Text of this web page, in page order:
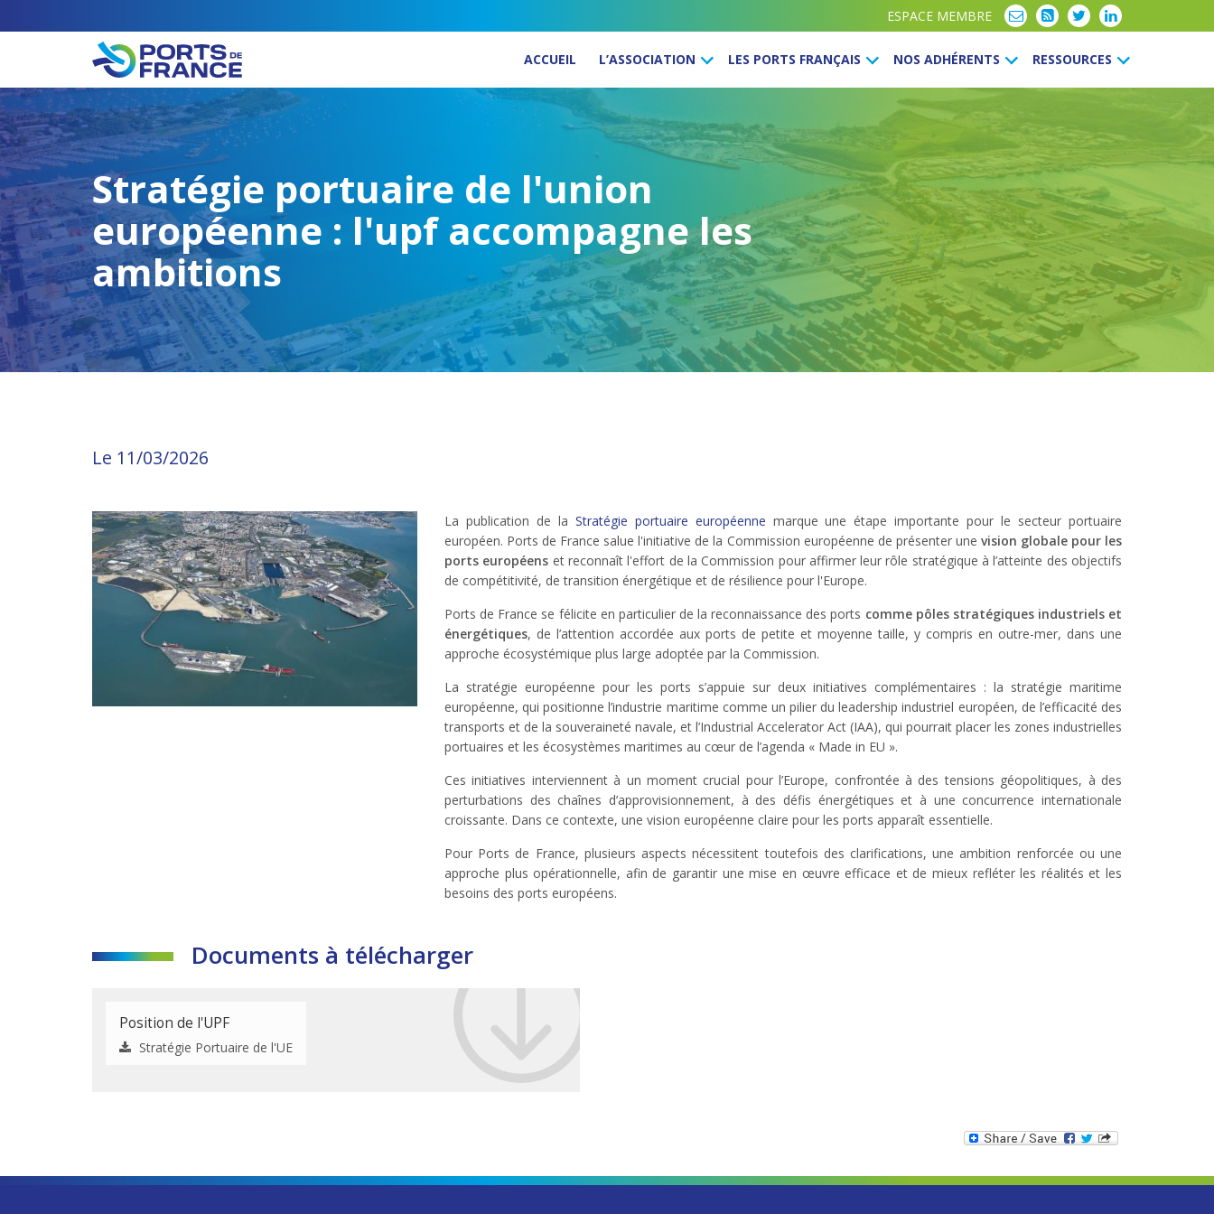
ESPACE MEMBRE
ACCUEIL L’ASSOCIATION LES PORTS FRANÇAIS NOS ADHÉRENTS RESSOURCES
Stratégie portuaire de l'union
européenne : l'upf accompagne les
ambitions
Le 11/03/2026
La publication de la Stratégie portuaire européenne marque une étape importante pour le secteur portuaire
européen. Ports de France salue l'initiative de la Commission européenne de présenter une vision globale pour les
ports européens et reconnaît l'effort de la Commission pour affirmer leur rôle stratégique à l’atteinte des objectifs
de compétitivité, de transition énergétique et de résilience pour l'Europe.
Ports de France se félicite en particulier de la reconnaissance des ports comme pôles stratégiques industriels et
énergétiques, de l’attention accordée aux ports de petite et moyenne taille, y compris en outre-mer, dans une
approche écosystémique plus large adoptée par la Commission.
La stratégie européenne pour les ports s’appuie sur deux initiatives complémentaires : la stratégie maritime
européenne, qui positionne l’industrie maritime comme un pilier du leadership industriel européen, de l’efficacité des
transports et de la souveraineté navale, et l’Industrial Accelerator Act (IAA), qui pourrait placer les zones industrielles
portuaires et les écosystèmes maritimes au cœur de l’agenda « Made in EU ».
Ces initiatives interviennent à un moment crucial pour l’Europe, confrontée à des tensions géopolitiques, à des
perturbations des chaînes d’approvisionnement, à des défis énergétiques et à une concurrence internationale
croissante. Dans ce contexte, une vision européenne claire pour les ports apparaît essentielle.
Pour Ports de France, plusieurs aspects nécessitent toutefois des clarifications, une ambition renforcée ou une
approche plus opérationnelle, afin de garantir une mise en œuvre efficace et de mieux refléter les réalités et les
besoins des ports européens.
Documents à télécharger
Position de l'UPF
Stratégie Portuaire de l'UE